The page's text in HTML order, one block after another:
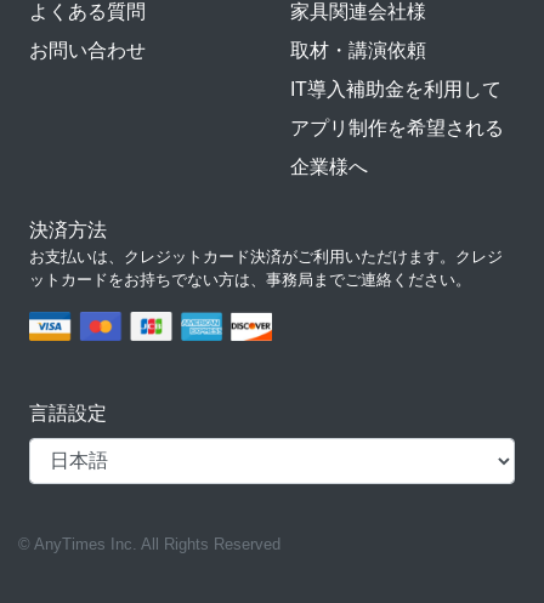
よくある質問
お問い合わせ
家具関連会社様
取材・講演依頼
IT導入補助金を利用して
アプリ制作を希望される
企業様へ
決済方法
お支払いは、クレジットカード決済がご利用いただけます。クレジ
ットカードをお持ちでない方は、事務局までご連絡ください。
言語設定
© AnyTimes Inc. All Rights Reserved